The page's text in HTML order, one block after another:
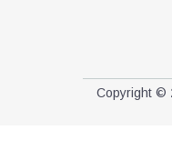
Copyright ©